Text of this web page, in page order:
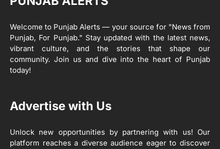
2
ਖੇਤੀਬਾੜੀ ਵਿਭਾਗ ਵੱਲੋਂ ‘ਮਿਸ਼ਨ ਫਾਰ ਕਾਟਨ
ਪ੍ਰੋਡਕਟੀਵਿਟੀ’ ਅਧੀਨ ਪਿੰਡ ਬਧਾਈ ਵਿਖੇ ‘ਖੇਤ
ਦਿਵਸ’ ਆਯੋਜਿਤ
Editor
ਰਾਸ਼ਟਰੀ ਮਨੁੱਖੀ ਅਧਿਕਾਰ ਕਮਿਸ਼ਨ ਦੇ ਮੈਂਬਰ
ਪ੍ਰਿਯਾਂਕ ਕਾਨੂੰਨਗੋ ਵਲੋਂ ਬਰਨਾਲਾ ਵਿੱਚ ਵੱਖ-ਵੱਖ
Welcome to Punjab Alerts — your source for "News from
Punjab, For Punjab." Stay updated with the latest news,
vibrant culture, and the stories that shape our
community. Join us and dive into the heart of Punjab
today!
Advertise with Us
Unlock new opportunities by partnering with us! Our
platform reaches a diverse audience eager to discover